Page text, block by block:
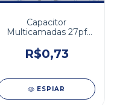
Capacitor
Multicamadas 27pf
2,54mm
R$0,73
ESPIAR